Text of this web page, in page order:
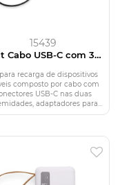
15439
Cabo USB-C com 3
recarga de dispositivos
composto por cabo com
USB-C nas duas
adaptadores para...